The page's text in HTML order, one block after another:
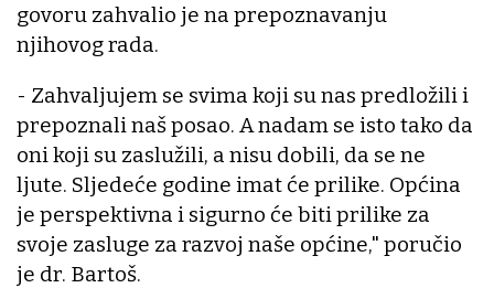
govoru zahvalio je na prepoznavanju
njihovog rada.
- Zahvaljujem se svima koji su nas predložili i
prepoznali naš posao. A nadam se isto tako da
oni koji su zaslužili, a nisu dobili, da se ne
ljute. Sljedeće godine imat će prilike. Općina
je perspektivna i sigurno će biti prilike za
svoje zasluge za razvoj naše općine," poručio
je dr. Bartoš.